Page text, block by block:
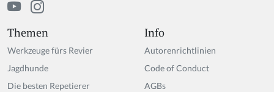
Themen
Werkzeuge fürs Revier
Jagdhunde
Die besten Repetierer
Info
Autorenrichtlinien
Code of Conduct
AGBs